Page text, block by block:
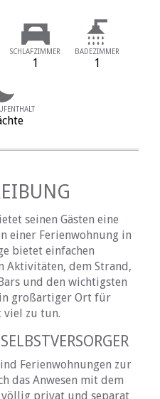
SCHLAFZIMMER
1
BADEZIMMER
1
seinen Gästen eine
einer Ferienwohnung in
bietet einfachen
Aktivitäten, dem Strand,
und den wichtigsten
großartiger Ort für
zu tun.
Ferienwohnungen zur
das Anwesen mit dem
privat und separat